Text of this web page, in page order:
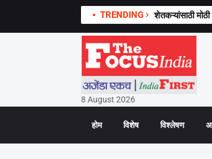
TRENDING शेतकऱ्यांसाठी
8 August 2026
होम विशेष विश्लेषण